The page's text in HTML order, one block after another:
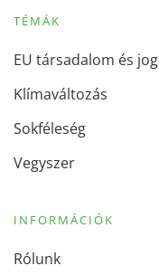
TÉMÁK
EU társadalom és jog
Klímaváltozás
Sokféleség
Vegyszer
INFORMÁCIÓK
Rólunk